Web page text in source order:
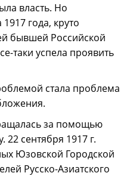
власть. Но
года, круто
бывшей Российской
таки успела проявить
стала проблема
за помощью
22 сентября 1917 г.
Юзовской Городской
Русско-Азиатского